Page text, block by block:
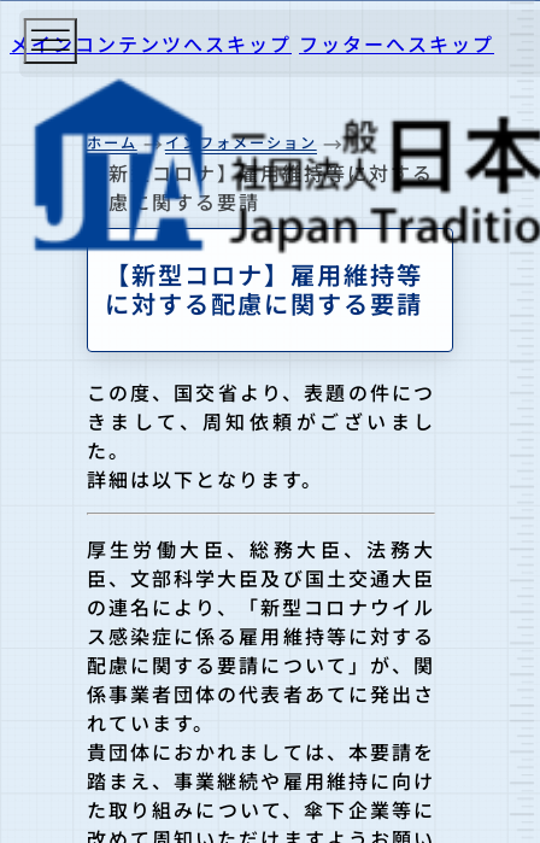
メインコンテンツへスキップ フッターへスキップ
ホーム インフォメーション
【新型コロナ】雇用維持等に対する
配慮に関する要請
【新型コロナ】雇用維持等
に対する配慮に関する要請
この度、国交省より、表題の件につ
きまして、周知依頼がございまし
た。
詳細は以下となります。
厚生労働大臣、総務大臣、法務大
臣、文部科学大臣及び国土交通大臣
の連名により、「新型コロナウイル
ス感染症に係る雇用維持等に対する
配慮に関する要請について」が、関
係事業者団体の代表者あてに発出さ
れています。
貴団体におかれましては、本要請を
踏まえ、事業継続や雇用維持に向け
た取り組みについて、傘下企業等に